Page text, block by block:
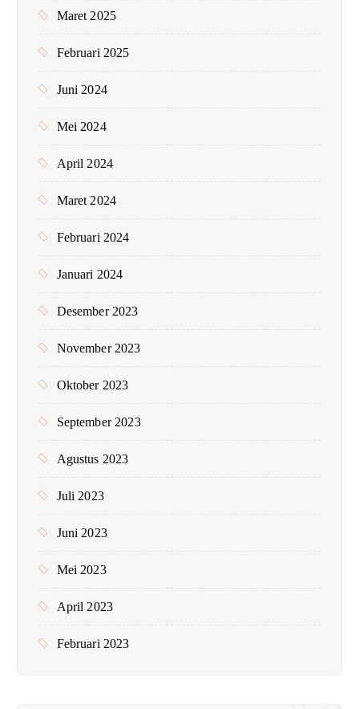
Maret 2025
Februari 2025
Juni 2024
Mei 2024
April 2024
Maret 2024
Februari 2024
Januari 2024
Desember 2023
November 2023
Oktober 2023
September 2023
Agustus 2023
Juli 2023
Juni 2023
Mei 2023
April 2023
Februari 2023